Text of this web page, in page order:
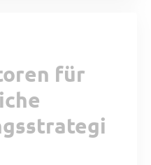
für